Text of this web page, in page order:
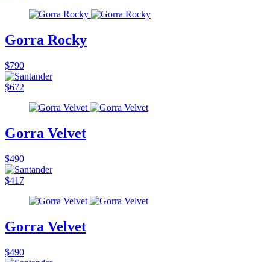
Gorra Rocky
$790
$672
Gorra Velvet
$490
$417
Gorra Velvet
$490